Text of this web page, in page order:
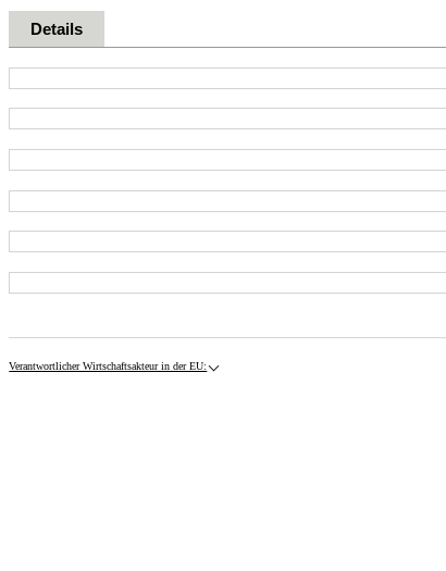
Details
Verantwortlicher Wirtschaftsakteur in der EU: